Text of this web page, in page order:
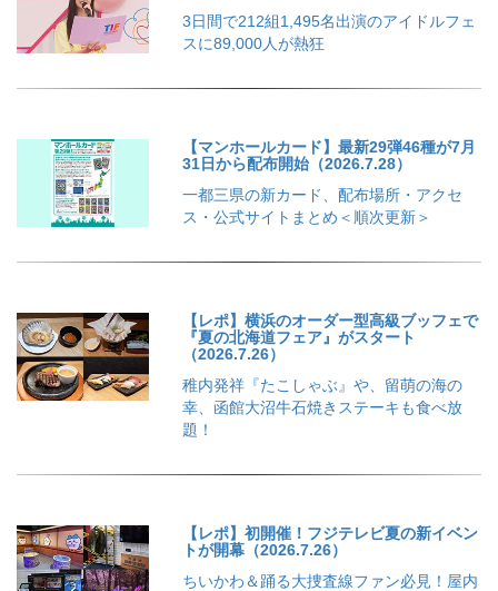
3日間で212組1,495名出演のアイドルフェ
スに89,000人が熱狂
【マンホールカード】最新29弾46種が7月
31日から配布開始（2026.7.28）
一都三県の新カード、配布場所・アクセ
ス・公式サイトまとめ＜順次更新＞
【レポ】横浜のオーダー型高級ブッフェで
『夏の北海道フェア』がスタート
（2026.7.26）
稚内発祥『たこしゃぶ』や、留萌の海の
幸、函館大沼牛石焼きステーキも食べ放
題！
【レポ】初開催！フジテレビ夏の新イベン
トが開幕（2026.7.26）
ちいかわ＆踊る大捜査線ファン必見！屋内